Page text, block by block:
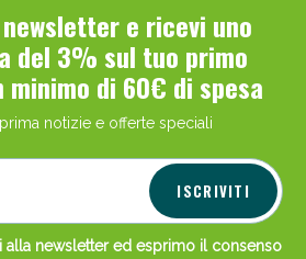
e ricevi uno
del 3% sul tuo primo
minimo di 60€ di spesa
notizie e offerte speciali
ISCRIVITI
alla newsletter ed esprimo il consenso